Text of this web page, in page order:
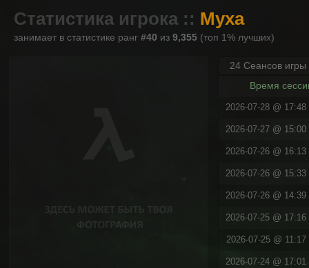
Статистика игрока :: Myxa
занимает в статистике ранг #40 из 9,355(топ 1% лучших)
24 Сеансов игры
Время
2026-07-28 @
2026-07-27 @
2026-07-26 @
2026-07-26 @
2026-07-26 @
2026-07-25 @
2026-07-25 @ 11:17
2026-07-24 @